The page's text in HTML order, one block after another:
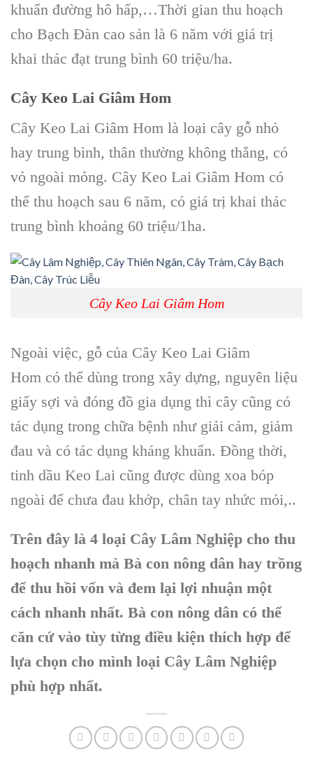
khuẩn đường hô hấp,…Thời gian thu hoạch
cho Bạch Đàn cao sản là 6 năm với giá trị
khai thác đạt trung bình 60 triệu/ha.
Cây Keo Lai Giâm Hom
Cây Keo Lai Giâm Hom là loại cây gỗ nhỏ
hay trung bình, thân thường không thẳng, có
vỏ ngoài mỏng. Cây Keo Lai Giâm Hom có
thể thu hoạch sau 6 năm, có giá trị khai thác
trung bình khoảng 60 triệu/1ha.
Cây Keo Lai Giâm Hom
Ngoài việc, gỗ của Cây Keo Lai Giâm
Hom có thể dùng trong xây dựng, nguyên liệu
giấy sợi và đóng đồ gia dụng thì cây cũng có
tác dụng trong chữa bệnh như giải cảm, giảm
đau và có tác dụng kháng khuẩn. Đồng thời,
tinh dầu Keo Lai cũng được dùng xoa bóp
ngoài để chưa đau khớp, chân tay nhức mỏi,..
Trên đây là 4 loại Cây Lâm Nghiệp cho thu
hoạch nhanh mà Bà con nông dân hay trồng
để thu hồi vốn và đem lại lợi nhuận một
cách nhanh nhất. Bà con nông dân có thể
căn cứ vào tùy từng điều kiện thích hợp để
lựa chọn cho mình loại Cây Lâm Nghiệp
phù hợp nhất.